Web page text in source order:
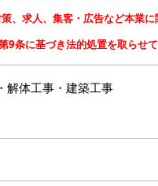
、求人、集客・広告など本業
9条に基づき法的処置を取らせて
解体工事・建築工事